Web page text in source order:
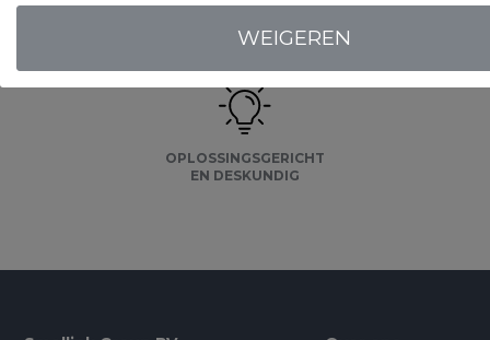
garanties
OPLOSSINGSGERICHT
EN DESKUNDIG
WEIGEREN